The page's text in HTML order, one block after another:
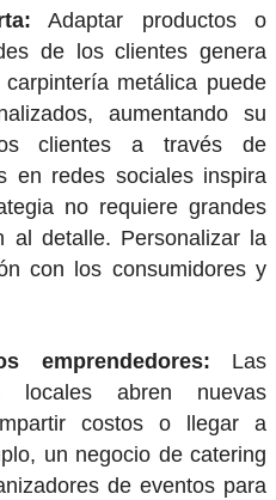
Adaptar productos o
de los clientes genera
metálica puede
aumentando su
clientes a través de
en redes sociales inspira
no requiere grandes
al detalle. Personalizar la
con los consumidores y
emprendedores: Las
locales abren nuevas
costos o llegar a
un negocio de catering
de eventos para